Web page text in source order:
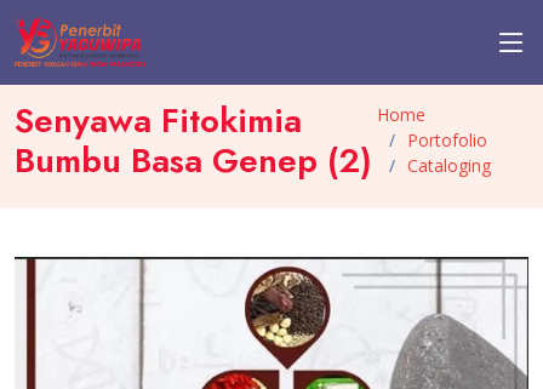
Senyawa Fitokimia
Bumbu Basa Genep (2)
Home
Portofolio
Cataloging